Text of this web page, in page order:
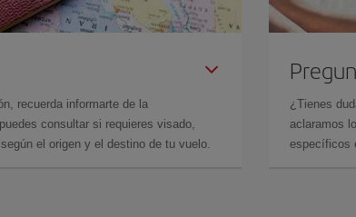
recuerda informarte de la
consultar si requieres visado,
el origen y el destino de tu vuelo.
¿Tienes
aclaramos
específicos